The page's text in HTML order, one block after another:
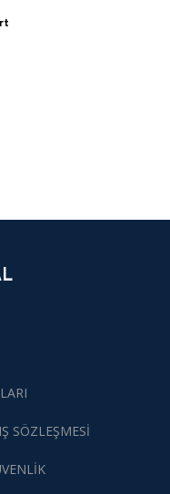
SÖZLEŞMESİ